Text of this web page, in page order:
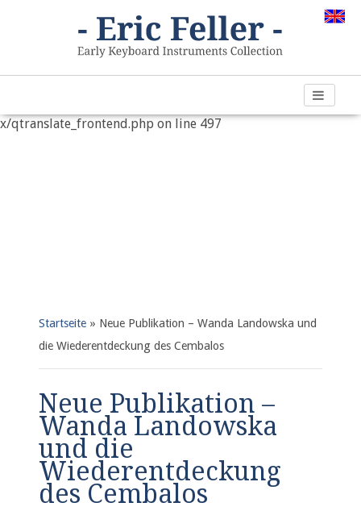
: "continue" targeting switch is equivalent to "break".
Did you mean to use "continue 2"? in
/var/www/vhosts/h266891.web67.alfahosting-
x/qtranslate_frontend.php on line 497
Startseite » Neue Publikation – Wanda Landowska und
die Wiederentdeckung des Cembalos
Neue Publikation –
Wanda Landowska
und die
Wiederentdeckung
des Cembalos